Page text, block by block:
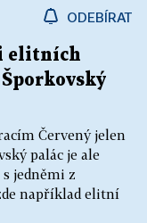
ODEBÍRAT
i elitních
Červený jelen
palác je ale
jedněmi z
například elitní